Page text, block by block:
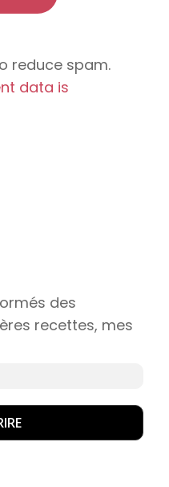
reduce spam.
data is
des
recettes, mes